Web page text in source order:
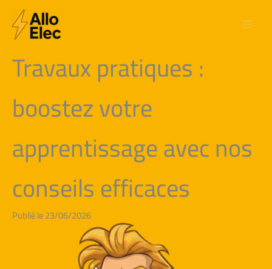
contenu
Travaux pratiques :
boostez votre
apprentissage avec nos
conseils efficaces
Publié le 23/06/2026